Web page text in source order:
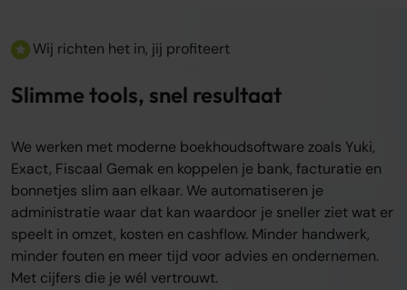
Wij richten het in, jij profiteert
Slimme tools, snel resultaat
We werken met moderne boekhoudsoftware zoals Yuki,
Exact, Fiscaal Gemak en koppelen je bank, facturatie en
bonnetjes slim aan elkaar. We automatiseren je
administratie waar dat kan waardoor je sneller ziet wat er
speelt in omzet, kosten en cashflow. Minder handwerk,
minder fouten en meer tijd voor advies en ondernemen.
Met cijfers die je wél vertrouwt.